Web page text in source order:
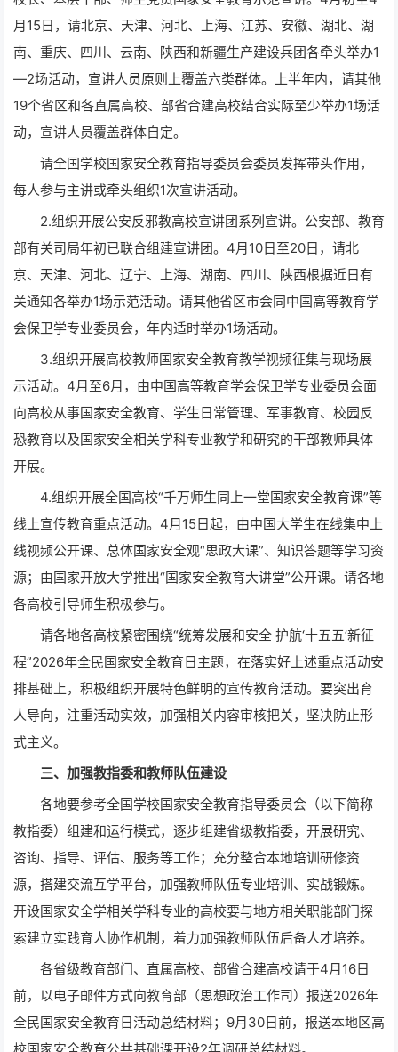
月15日，请北京、天津、河北、上海、江苏、安徽、湖北、湖
南、重庆、四川、云南、陕西和新疆生产建设兵团各牵头举办1
—2场活动，宣讲人员原则上覆盖六类群体。上半年内，请其他
19个省区和各直属高校、部省合建高校结合实际至少举办1场活
动，宣讲人员覆盖群体自定。
请全国学校国家安全教育指导委员会委员发挥带头作用，
每人参与主讲或牵头组织1次宣讲活动。
2.组织开展公安反邪教高校宣讲团系列宣讲。公安部、教育
部有关司局年初已联合组建宣讲团。4月10日至20日，请北
京、天津、河北、辽宁、上海、湖南、四川、陕西根据近日有
关通知各举办1场示范活动。请其他省区市会同中国高等教育学
会保卫学专业委员会，年内适时举办1场活动。
3.组织开展高校教师国家安全教育教学视频征集与现场展
示活动。4月至6月，由中国高等教育学会保卫学专业委员会面
向高校从事国家安全教育、学生日常管理、军事教育、校园反
恐教育以及国家安全相关学科专业教学和研究的干部教师具体
开展。
4.组织开展全国高校“千万师生同上一堂国家安全教育课”等
线上宣传教育重点活动。4月15日起，由中国大学生在线集中上
线视频公开课、总体国家安全观“思政大课”、知识答题等学习资
源；由国家开放大学推出“国家安全教育大讲堂”公开课。请各地
各高校引导师生积极参与。
请各地各高校紧密围绕“统筹发展和安全 护航‘十五五’新征
程”2026年全民国家安全教育日主题，在落实好上述重点活动安
排基础上，积极组织开展特色鲜明的宣传教育活动。要突出育
人导向，注重活动实效，加强相关内容审核把关，坚决防止形
式主义。
三、加强教指委和教师队伍建设
各地要参考全国学校国家安全教育指导委员会（以下简称
教指委）组建和运行模式，逐步组建省级教指委，开展研究、
咨询、指导、评估、服务等工作；充分整合本地培训研修资
源，搭建交流互学平台，加强教师队伍专业培训、实战锻炼。
开设国家安全学相关学科专业的高校要与地方相关职能部门探
索建立实践育人协作机制，着力加强教师队伍后备人才培养。
各省级教育部门、直属高校、部省合建高校请于4月16日
前，以电子邮件方式向教育部（思想政治工作司）报送2026年
全民国家安全教育日活动总结材料；9月30日前，报送本地区高